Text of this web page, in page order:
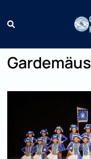
Inhalt
springen